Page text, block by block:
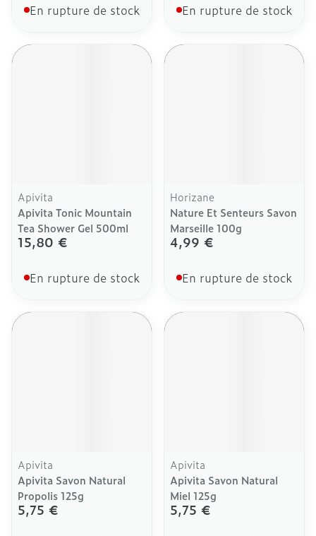
En rupture de stock En rupture de stock
Apivita
Apivita Tonic Mountain
Tea Shower Gel 500ml
15,80 €
En rupture de stock
Horizane
Nature Et Senteurs Savon
Marseille 100g
4,99 €
En rupture de stock
Apivita
Apivita Savon Natural
Propolis 125g
5,75 €
Apivita
Apivita Savon Natural
Miel 125g
5,75 €